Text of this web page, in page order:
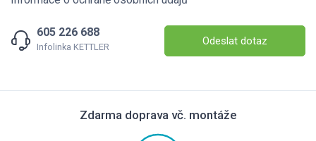
605 226 688
Infolinka KETTLER Odeslat dotaz
Zdarma doprava vč. montáže